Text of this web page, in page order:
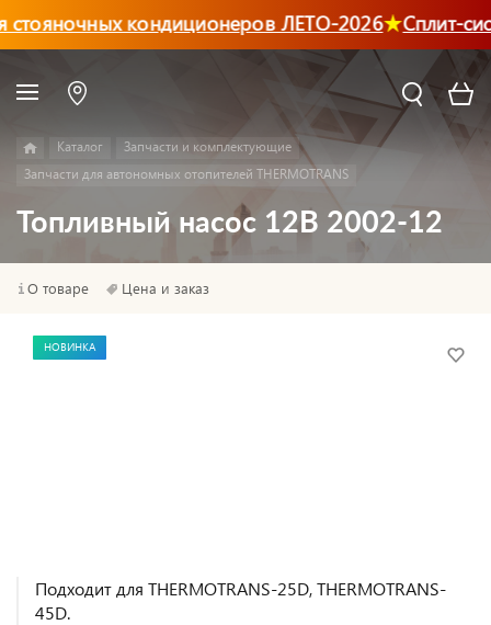
кондиционеров ЛЕТО-2026 Сплит-
Каталог
Запчасти и комплектующие
Запчасти для автономных отопителей THERMOTRANS
Топливный насос 12В 2002-12
О товаре Цена и заказ
НОВИНКА
Подходит для THERMOTRANS-25D, THERMOTRANS-
45D.